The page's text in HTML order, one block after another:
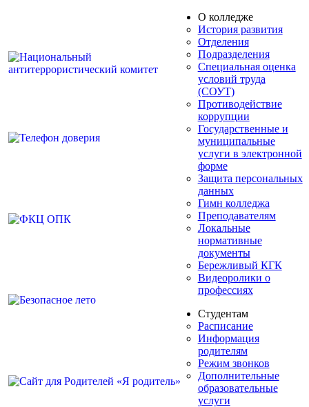
О колледже
История развития
Отделения
Подразделения
Специальная оценка
условий труда
(СОУТ)
Противодействие
коррупции
Государственные и
муниципальные
услуги в электронной
форме
Защита персональных
данных
Гимн колледжа
Преподавателям
Локальные
нормативные
документы
Бережливый КГК
Видеоролики о
профессиях
Студентам
Расписание
Информация
родителям
Режим звонков
Дополнительные
образовательные
услуги